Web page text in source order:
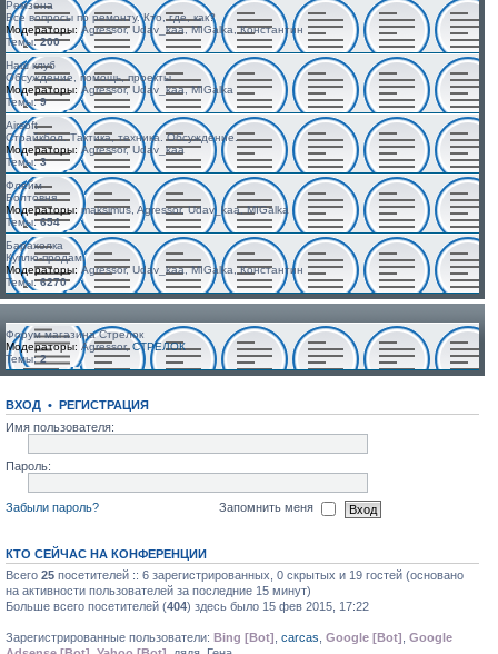
Ремзона
Все вопросы по ремонту. Кто, где, как?
Модераторы: Agressor, Udav_kaa, MIGalka, Константин
Темы:200
Наш клуб
Обсуждение, помощь, проекты
Модераторы: Agressor, Udav_kaa, MIGalka
Темы:9
Airsoft
Страйкбол. Тактика, техника. Обсуждение.
Модераторы: Agressor, Udav_kaa
Темы:3
Флейм
Болтовня
Модераторы: maksimus, Agressor, Udav_kaa, MIGalka
Темы:654
Барахолка
Куплю-продам.
Модераторы: Agressor, Udav_kaa, MIGalka, Константин
Темы:6270
Форум магазина Стрелок
Модераторы: Agressor,СТРЕЛОК
Темы:2
ВХОД • РЕГИСТРАЦИЯ
Имя пользователя:
Пароль:
Забыли пароль? Запомнить меня
КТО СЕЙЧАС НА КОНФЕРЕНЦИИ
Всего 25 посетителей :: 6 зарегистрированных, 0 скрытых и 19 гостей (основано
на активности пользователей за последние 15 минут)
Больше всего посетителей (404) здесь было 15 фев 2015, 17:22
Зарегистрированные пользователи: Bing [Bot] carcas Google [Bot] Google